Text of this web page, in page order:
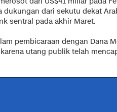
dukungan dari sekutu dekat
sentral pada akhir Maret.
pembicaraan dengan Dana
utang publik telah